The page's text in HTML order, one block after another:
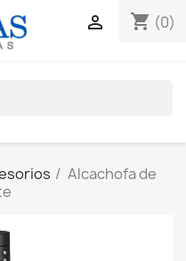
shopping_cart (0)

Alcachofa de